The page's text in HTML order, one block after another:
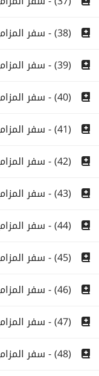
(38) - سفر المزامير الاصحاح الثامن والثلاثون
(39) - سفر المزامير الاصحاح التاسع والثلاثون
(40) - سفر المزامير الاصحاح الاربعون
(41) - سفر المزامير الاصحاح الحادى والاربعون
(42) - سفر المزامير الاصحاح الثانى والاربعون
(43) - سفر المزامير الاصحاح الثالث والاربعون
(44) - سفر المزامير الاصحاح الرابع والاربعون
(45) - سفر المزامير الاصحاح الخامس والاربعون
(46) - سفر المزامير الاصحاح السادس والاربعون
(47) - سفر المزامير الاصحاح السابع والابعون
(48) - سفر المزامير الاصحاح الثامن والاربعون